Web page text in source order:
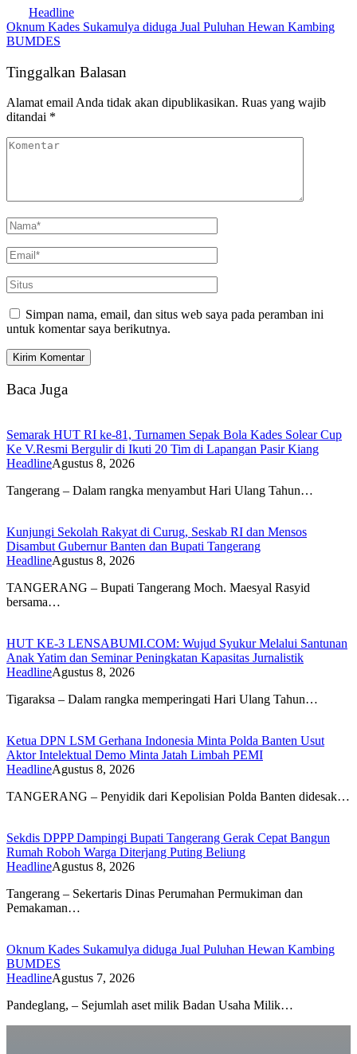
Headline
Oknum Kades Sukamulya diduga Jual Puluhan Hewan Kambing
BUMDES
Tinggalkan Balasan
Alamat email Anda tidak akan dipublikasikan. Ruas yang wajib
ditandai *
Simpan nama, email, dan situs web saya pada peramban ini
untuk komentar saya berikutnya.
Baca Juga
Semarak HUT RI ke-81, Turnamen Sepak Bola Kades Solear Cup
Ke V.Resmi Bergulir di Ikuti 20 Tim di Lapangan Pasir Kiang
HeadlineAgustus 8, 2026
Tangerang – Dalam rangka menyambut Hari Ulang Tahun…
Kunjungi Sekolah Rakyat di Curug, Seskab RI dan Mensos
Disambut Gubernur Banten dan Bupati Tangerang
HeadlineAgustus 8, 2026
TANGERANG – Bupati Tangerang Moch. Maesyal Rasyid
bersama…
HUT KE-3 LENSABUMI.COM: Wujud Syukur Melalui Santunan
Anak Yatim dan Seminar Peningkatan Kapasitas Jurnalistik
HeadlineAgustus 8, 2026
Tigaraksa – Dalam rangka memperingati Hari Ulang Tahun…
Ketua DPN LSM Gerhana Indonesia Minta Polda Banten Usut
Aktor Intelektual Demo Minta Jatah Limbah PEMI
HeadlineAgustus 8, 2026
TANGERANG – Penyidik dari Kepolisian Polda Banten didesak…
Sekdis DPPP Dampingi Bupati Tangerang Gerak Cepat Bangun
Rumah Roboh Warga Diterjang Puting Beliung
HeadlineAgustus 8, 2026
Tangerang – Sekertaris Dinas Perumahan Permukiman dan
Pemakaman…
Oknum Kades Sukamulya diduga Jual Puluhan Hewan Kambing
BUMDES
HeadlineAgustus 7, 2026
Pandeglang, – Sejumlah aset milik Badan Usaha Milik…